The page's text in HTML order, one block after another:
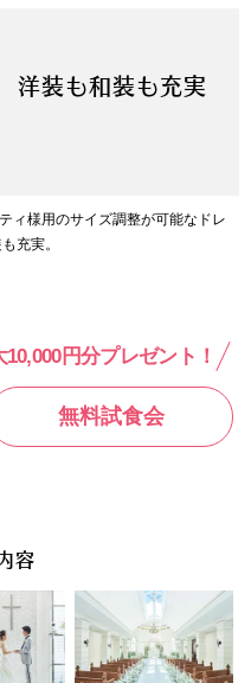
洋装も和装も充実
ィ様用のサイズ調整が可能なドレ
充実。
円分プレゼント！
無料試食会
容